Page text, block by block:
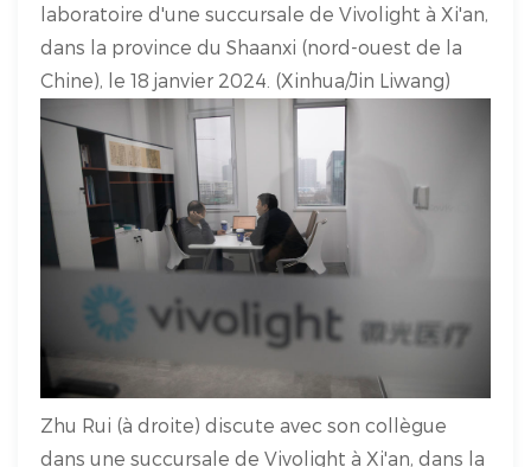
laboratoire d'une succursale de Vivolight à Xi'an,
dans la province du Shaanxi (nord-ouest de la
Chine), le 18 janvier 2024. (Xinhua/Jin Liwang)
Zhu Rui (à droite) discute avec son collègue
dans une succursale de Vivolight à Xi'an, dans la